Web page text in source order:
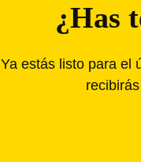
¿Has
Ya estás listo para el